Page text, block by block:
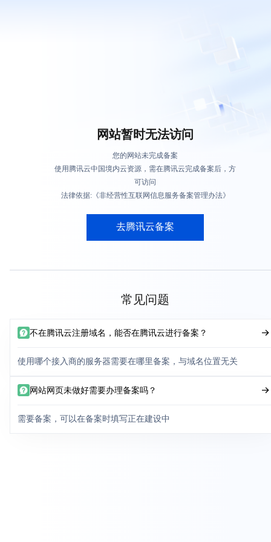
网站暂时无法访问
您的网站未完成备案
使用腾讯云中国境内云资源，需在腾讯云完成备案后，方
可访问
法律依据:《非经营性互联网信息服务备案管理办法》
去腾讯云备案
常见问题
不在腾讯云注册域名，能否在腾讯云进行备案？
使用哪个接入商的服务器需要在哪里备案，与域名位置无关
网站网页未做好需要办理备案吗？
需要备案，可以在备案时填写正在建设中